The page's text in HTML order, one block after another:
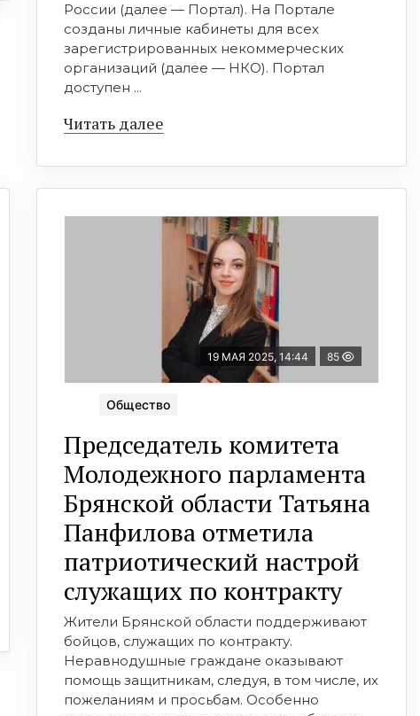
России (далее — Портал). На Портале
созданы личные кабинеты для всех
зарегистрированных некоммерческих
организаций (далее — НКО). Портал
доступен ...
Читать далее
19 МАЯ 2025, 14:44 85
Общество
Председатель комитета
Молодежного парламента
Брянской области Татьяна
Панфилова отметила
патриотический настрой
служащих по контракту
Жители Брянской области поддерживают
бойцов, служащих по контракту.
Неравнодушные граждане оказывают
помощь защитникам, следуя, в том числе, их
пожеланиям и просьбам. Особенно